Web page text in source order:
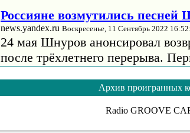
Россияне возмутились
news.yandex.ru Воскресенье, 11 Сентябрь 2022
24 мая Шнуров анонсировал
после трёхлетнего перерыва.
сентября будет оркестр
подпевающих девушек, в том
Жигалова напомнила, как
Архив проигранных
Radio GROOVE